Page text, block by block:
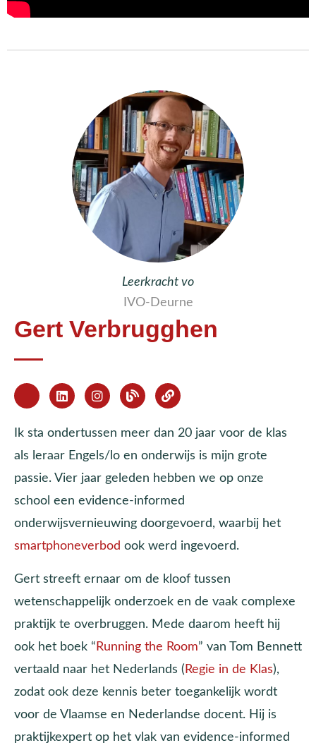
Leerkracht vo
IVO-Deurne
Gert Verbrugghen
Ik sta ondertussen meer dan 20 jaar voor de klas
als leraar Engels/lo en onderwijs is mijn grote
passie. Vier jaar geleden hebben we op onze
school een evidence-informed
onderwijsvernieuwing doorgevoerd, waarbij het
smartphoneverbod ook werd ingevoerd.
Gert streeft ernaar om de kloof tussen
wetenschappelijk onderzoek en de vaak complexe
praktijk te overbruggen. Mede daarom heeft hij
ook het boek “ Running the Room” van Tom Bennett
vertaald naar het Nederlands ( Regie in de Klas),
zodat ook deze kennis beter toegankelijk wordt
voor de Vlaamse en Nederlandse docent. Hij is
praktijkexpert op het vlak van evidence-informed